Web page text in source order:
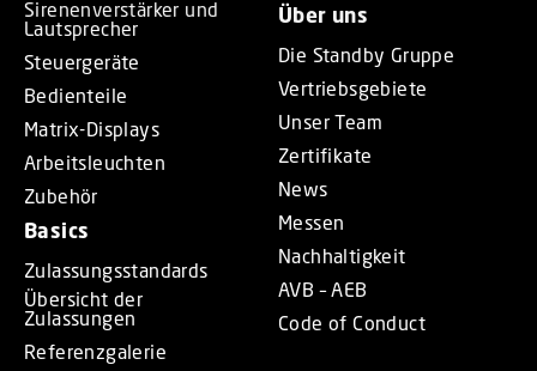
Sirenenverstärker und
Lautsprecher
Steuergeräte
Bedienteile
Matrix-Displays
Arbeitsleuchten
Zubehör
Basics
Zulassungsstandards
Übersicht der
Zulassungen
Referenzgalerie
Über uns
Die Standby Gruppe
Vertriebsgebiete
Unser Team
Zertifikate
News
Messen
Nachhaltigkeit
AVB – AEB
Code of Conduct